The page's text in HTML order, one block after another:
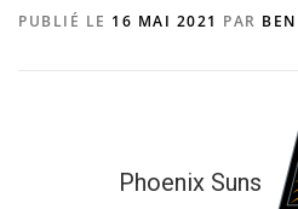
PUBLIÉ LE 16 MAI 2021 PAR BEN
Phoenix Suns